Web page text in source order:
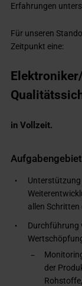
Erfahrungen
Für unseren
Zeitpunkt eine:
in Vollzeit.
Unterstützung
allen
Durchführung
der